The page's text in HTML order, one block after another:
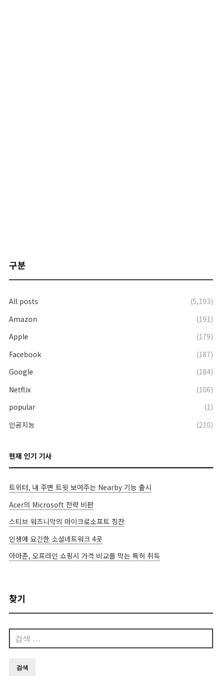
구분
All posts
(5,193)
Amazon
(191)
Apple
(179)
Facebook
(187)
Google
(184)
Netflix
(106)
popular
(1)
인공지능
(210)
현재 인기 기사
트위터, 내 주변 트윗 보여주는 Nearby 기능 출시
Acer의 Microsoft 전략 비판
스티브 워즈니악의 마이크로소프트 칭찬
인생에 요긴한 소셜네트워크 4곳
아마존, 오프라인 쇼핑시 가격 비교를 막는 특허 취득
찾기
색: